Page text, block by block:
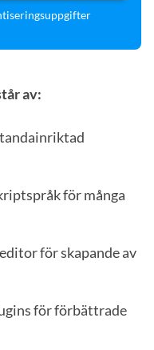
av:
för många
för skapande av
för förbättrade